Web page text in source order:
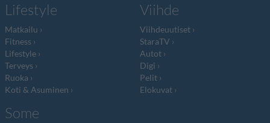
Lifestyle
Matkailu
Fitness
Lifestyle
Terveys
Ruoka
Koti & Asuminen
Viihde
Viihdeuutiset
StaraTV
Autot
Digi
Pelit
Elokuvat
Some